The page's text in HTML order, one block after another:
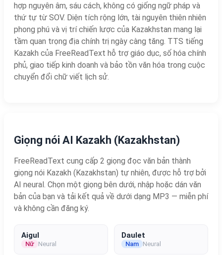
hợp nguyên âm, sáu cách, không có giống ngữ pháp và
thứ tự từ SOV. Diện tích rộng lớn, tài nguyên thiên nhiên
phong phú và vị trí chiến lược của Kazakhstan mang lại
tầm quan trọng địa chính trị ngày càng tăng. TTS tiếng
Kazakh của FreeReadText hỗ trợ giáo dục, số hóa chính
phủ, giao tiếp kinh doanh và bảo tồn văn hóa trong cuộc
chuyển đổi chữ viết lịch sử.
Giọng nói AI Kazakh (Kazakhstan)
FreeReadText cung cấp 2 giọng đọc văn bản thành
giọng nói Kazakh (Kazakhstan) tự nhiên, được hỗ trợ bởi
AI neural. Chọn một giọng bên dưới, nhập hoặc dán văn
bản của bạn và tải kết quả về dưới dạng MP3 — miễn phí
và không cần đăng ký.
Aigul
Nữ Neural
Daulet
Nam Neural